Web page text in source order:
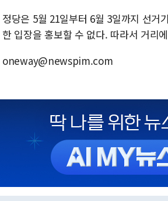
정당은 5월 21일부터 6월 3일까지 선거
한 입장을 홍보할 수 없다. 따라서 거리
oneway@newspim.com